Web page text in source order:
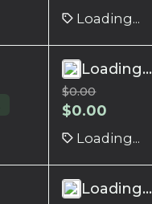
Loading...
Loading...
$0.00
$0.00
Loading...
Loading...